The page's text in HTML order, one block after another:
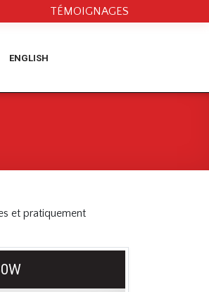
TÉMOIGNAGES
ENGLISH
et pratiquement